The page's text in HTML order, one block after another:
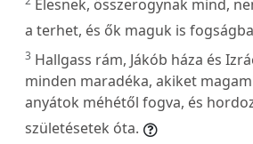
Elesnek, összerogynak mind,
a terhet, és ők maguk is
3 Hallgass rám, Jákób háza és
minden maradéka, akiket
anyátok méhétől fogva, és
születésetek óta.